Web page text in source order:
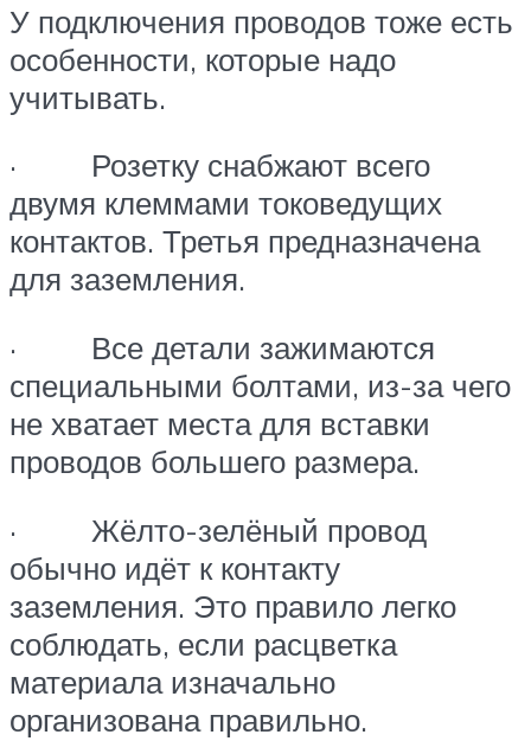
У подключения проводов тоже есть
особенности, которые надо
учитывать.
· Розетку снабжают всего
двумя клеммами токоведущих
контактов. Третья предназначена
для заземления.
· Все детали зажимаются
специальными болтами, из-за чего
не хватает места для вставки
проводов большего размера.
· Жёлто-зелёный провод
обычно идёт к контакту
заземления. Это правило легко
соблюдать, если расцветка
материала изначально
организована правильно.